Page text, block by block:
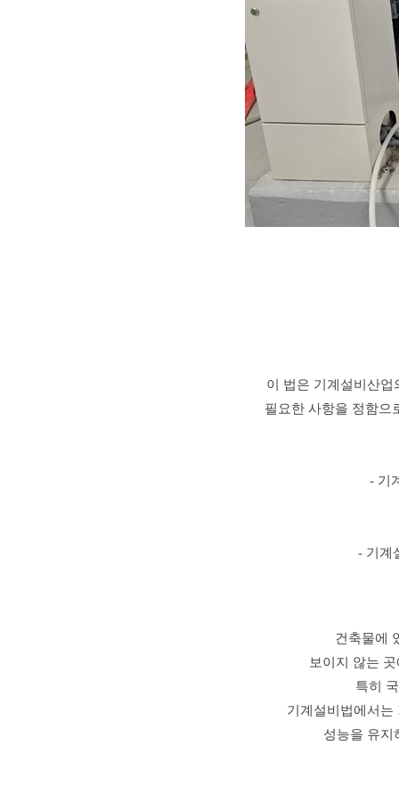
이 법은 기계설비산
필요한 사항을 정함으
- 기
- 기계
건축물에
보이지 않는
특히
기계설비법에서는
성능을 유지